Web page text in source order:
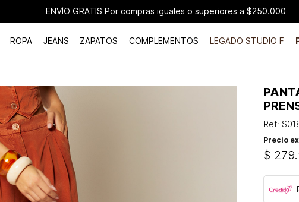
ENVÍO GRATIS Por compras iguales o superiores a $250.000
ROPA JEANS ZAPATOS COMPLEMENTOS LEGADO STUDIO F
Ref:
Precio
$ 279.